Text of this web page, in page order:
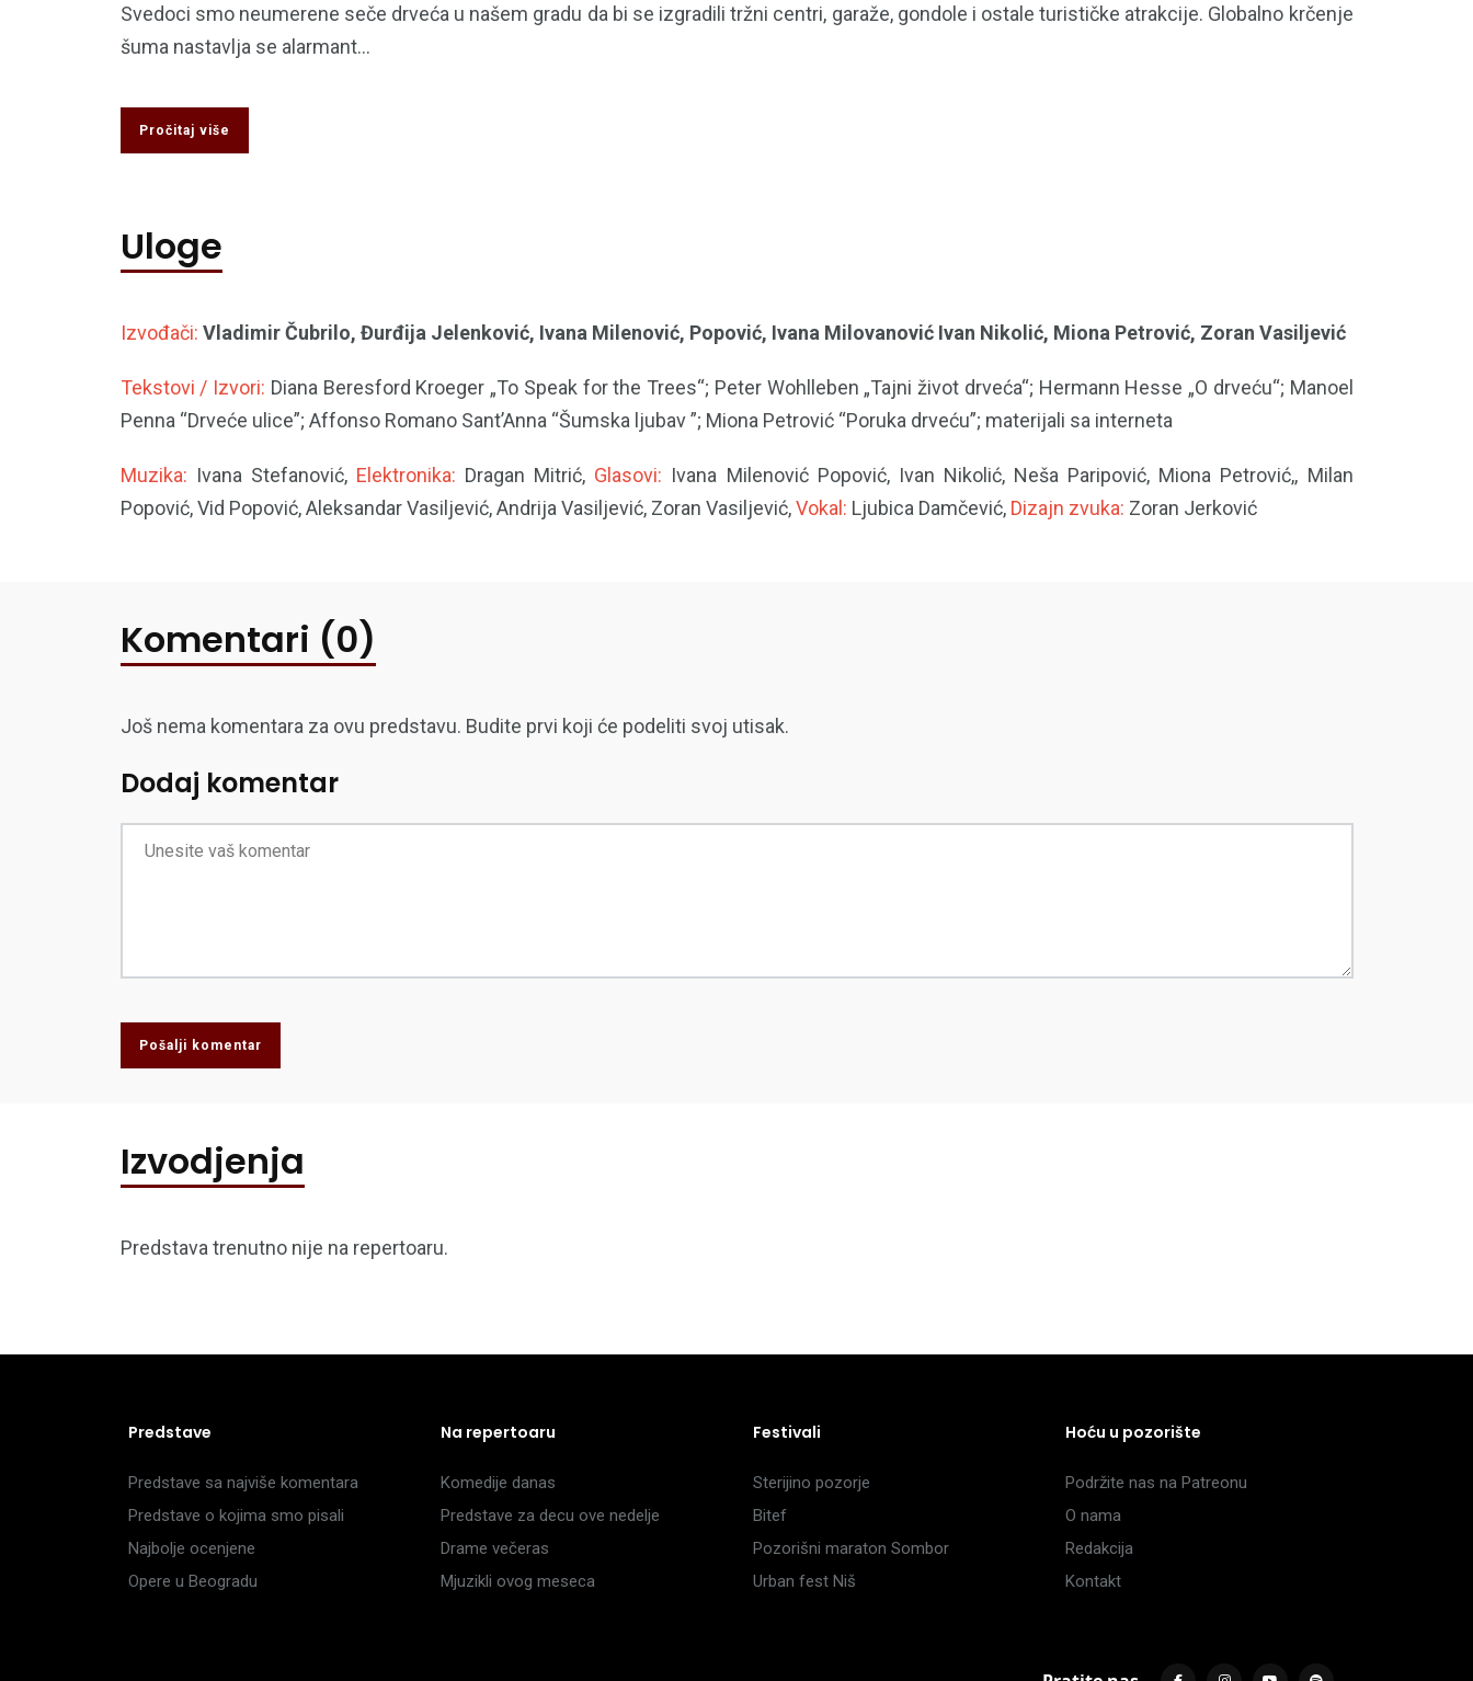
Svedoci smo neumerene seče drveća u našem gradu da bi se izgradili tržni centri, garaže, gondole i ostale turističke atrakcije. Globalno krčenje
šuma nastavlja se alarmant...
Pročitaj više
Uloge
Izvođači: Vladimir Čubrilo, Đurđija Jelenković, Ivana Milenović, Popović, Ivana Milovanović Ivan Nikolić, Miona Petrović, Zoran Vasiljević
Tekstovi / Izvori: Diana Beresford Kroeger „To Speak for the Trees“; Peter Wohlleben „Tajni život drveća“; Hermann Hesse „O drveću“; Manoel
Penna “Drveće ulice”; Affonso Romano Sant’Anna “Šumska ljubav ”; Miona Petrović “Poruka drveću”; materijali sa interneta
Muzika: Ivana Stefanović, Elektronika: Dragan Mitrić, Glasovi: Ivana Milenović Popović, Ivan Nikolić, Neša Paripović, Miona Petrović,, Milan
Popović, Vid Popović, Aleksandar Vasiljević, Andrija Vasiljević, Zoran Vasiljević,Vokal: Ljubica Damčević, Dizajn zvuka: Zoran Jerković
Komentari (0)
Još nema komentara za ovu predstavu. Budite prvi koji će podeliti svoj utisak.
Dodaj komentar
Pošalji komentar
Izvodjenja
Predstava trenutno nije na repertoaru.
Predstave
Predstave sa najviše komentara
Predstave o kojima smo pisali
Najbolje ocenjene
Opere u Beogradu
Na repertoaru
Komedije danas
Predstave za decu ove nedelje
Drame večeras
Mjuzikli ovog meseca
Festivali
Sterijino pozorje
Bitef
Pozorišni maraton Sombor
Urban fest Niš
Hoću u pozorište
Podržite nas na Patreonu
O nama
Redakcija
Kontakt